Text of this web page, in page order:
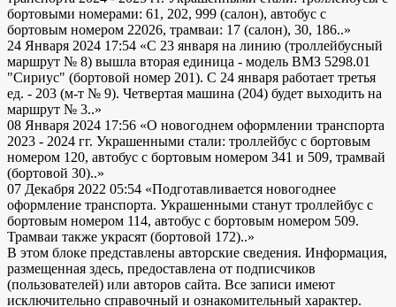
бортовыми номерами: 61, 202, 999 (салон), автобус с
бортовым номером 22026, трамваи: 17 (салон), 30, 186..»
24 Января 2024 17:54 «С 23 января на линию (троллейбусный
маршрут № 8) вышла вторая единица - модель ВМЗ 5298.01
"Сириус" (бортовой номер 201). С 24 января работает третья
ед. - 203 (м-т № 9). Четвертая машина (204) будет выходить на
маршрут № 3..»
08 Января 2024 17:56 «О новогоднем оформлении транспорта
2023 - 2024 гг. Украшенными стали: троллейбус с бортовым
номером 120, автобус с бортовым номером 341 и 509, трамвай
(бортовой 30)..»
07 Декабря 2022 05:54 «Подготавливается новогоднее
оформление транспорта. Украшенными станут троллейбус с
бортовым номером 114, автобус с бортовым номером 509.
Трамваи также украсят (бортовой 172)..»
В этом блоке представлены авторские сведения. Информация,
размещенная здесь, предоставлена от подписчиков
(пользователей) или авторов сайта. Все записи имеют
исключительно справочный и ознакомительный характер.